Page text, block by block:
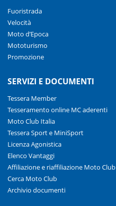
Fuoristrada
Velocità
Moto d’Epoca
Mototurismo
Promozione
SERVIZI E DOCUMENTI
Tessera Member
Tesseramento online MC aderenti
Moto Club Italia
Tessera Sport e MiniSport
Licenza Agonistica
Elenco Vantaggi
Affiliazione e riaffiliazione Moto Club
Cerca Moto Club
Archivio documenti